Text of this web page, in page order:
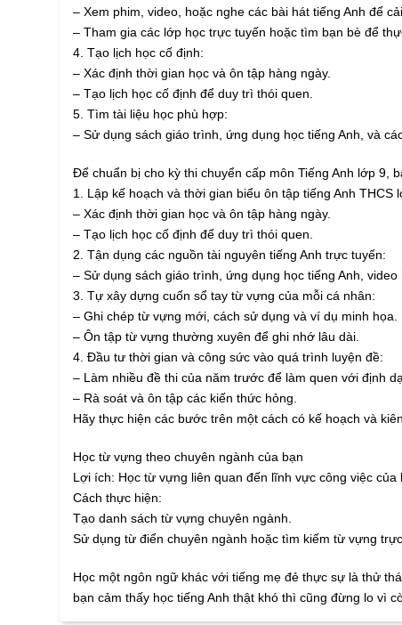
– Xem phim, video, hoặc nghe các bài hát tiếng Anh để
– Tham gia các lớp học trực tuyến hoặc tìm bạn bè để
4. Tạo lịch học cố định:
– Xác định thời gian học và ôn tập hàng ngày.
– Tạo lịch học cố định để duy trì thói quen.
5. Tìm tài liệu học phù hợp:
– Sử dụng sách giáo trình, ứng dụng học tiếng Anh, và
Để chuẩn bị cho kỳ thi chuyển cấp môn Tiếng Anh lớp 9,
1. Lập kế hoạch và thời gian biểu ôn tập tiếng Anh THCS
– Xác định thời gian học và ôn tập hàng ngày.
– Tạo lịch học cố định để duy trì thói quen.
2. Tận dụng các nguồn tài nguyên tiếng Anh trực tuyến:
– Sử dụng sách giáo trình, ứng dụng học tiếng Anh,
3. Tự xây dựng cuốn sổ tay từ vựng của mỗi cá nhân:
– Ghi chép từ vựng mới, cách sử dụng và ví dụ minh họa.
– Ôn tập từ vựng thường xuyên để ghi nhớ lâu dài.
4. Đầu tư thời gian và công sức vào quá trình luyện đề:
– Làm nhiều đề thi của năm trước để làm quen với định
– Rà soát và ôn tập các kiến thức hỏng.
Hãy thực hiện các bước trên một cách có kế hoạch và
Học từ vựng theo chuyên ngành của bạn
Lợi ích: Học từ vựng liên quan đến lĩnh vực công việc
Cách thực hiện:
Tạo danh sách từ vựng chuyên ngành.
Sử dụng từ điển chuyên ngành hoặc tìm kiếm từ vựng
Học một ngôn ngữ khác với tiếng mẹ đẻ thực sự là thử
bạn cảm thấy học tiếng Anh thật khó thì cũng đừng lo vì